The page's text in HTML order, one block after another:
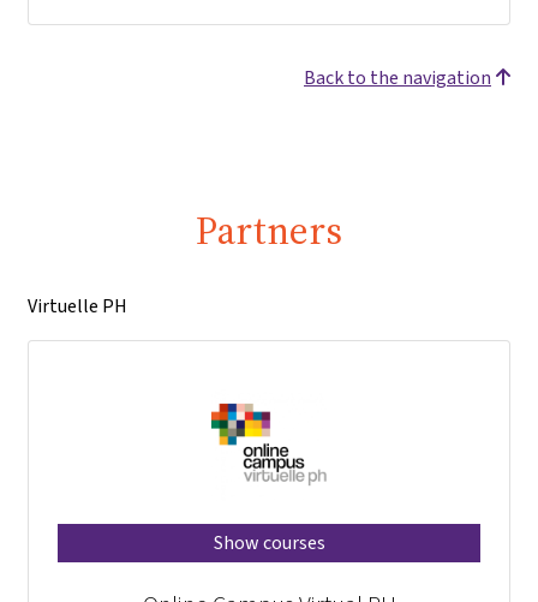
Back to the navigation
Partners
Virtuelle PH
Show courses